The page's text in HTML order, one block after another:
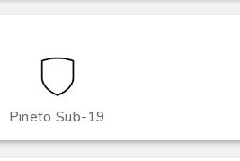
Pineto Sub-19